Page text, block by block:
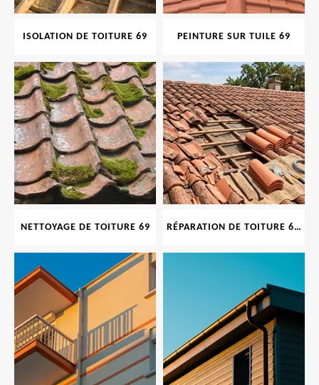
ISOLATION DE TOITURE 69 PEINTURE SUR TUILE 69
NETTOYAGE DE TOITURE 69 RÉPARATION DE TOITURE 69 RHONE, TUILES CASSÉES OU ABIMÉES